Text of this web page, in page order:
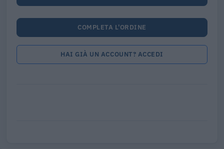
COMPLETA L'ORDINE
HAI GIÀ UN ACCOUNT? ACCEDI